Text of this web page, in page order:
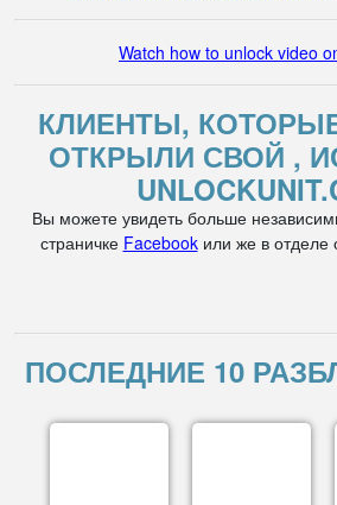
Watch how to unlock video
КЛИЕНТЫ,
ОТКРЫЛИ СВОЙ ,
Вы можете увидеть больше
страничке Facebookили же в отделе
ПОСЛЕДНИЕ 10